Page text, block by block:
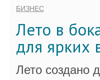
БИЗНЕС
Лето в
для ярких
Лето создано